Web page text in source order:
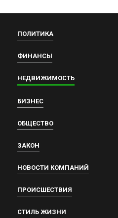
ПОЛИТИКА
ФИНАНСЫ
НЕДВИЖИМОСТЬ
БИЗНЕС
ОБЩЕСТВО
ЗАКОН
НОВОСТИ КОМПАНИЙ
ПРОИСШЕСТВИЯ
СТИЛЬ ЖИЗНИ